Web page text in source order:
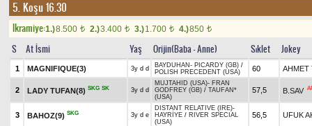
5. Koşu 16.30
Ikramiye:1.)8.500 t 2.)3.400 t 3.)1.700 t 4.)850 t
S At İsmi Yaş Orijin(Baba - Anne) Sıklet Jokey
1 MAGNIFIQUE(3) 3y d d BAYDUHAN - PICARDY (GB) /
POLISH PRECEDENT (USA)
60 AHMET
2 LADY TUFAN(8) SKG SK 3y d d
MUJTAHID (USA)- FRAN
GODFREY (GB) / TAUFAN*
(USA)
57,5 B.SAV
3 BAHOZ(9) SKG 3y d e
DISTANT RELATIVE (IRE)-
HAYRİYE / RIVER SPECIAL
(USA)
56,5 UFUK